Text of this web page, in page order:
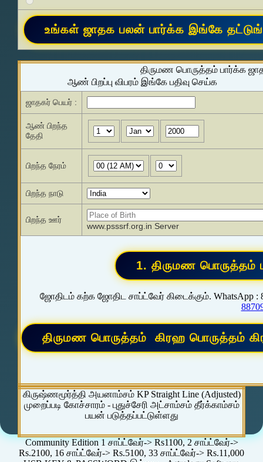
திருமண பொருத்தம் பார்க்க
ஆண் பிறப்பு விபரம் இங்கே பதிவு செய்க
ஜாதகர் பெயர் :
ஆண் பிறந்த
தேதி
பிறந்த நேரம்
பிறந்த நாடு
பிறந்த ஊர்
www.psssrf.org.in Server
ஜோதிடம் கற்க ஜோதிட சாப்ட்வேர் கிடைக்கும். WhatsApp :
கிருஷ்ணமூர்த்தி அயனாம்சம் KP Straight Line (Adjusted)
முறைப்படி கோச்சாரம் - புதுச்சேரி அட்சாம்சம் தீர்க்காம்சம்
பயன் படுத்தப்பட்டுள்ளது
Community Edition 1 சாப்ட்வேர்-> Rs1100, 2 சாப்ட்வேர்->
Rs.2100, 16 சாப்ட்வேர்-> Rs.5100, 33 சாப்ட்வேர்-> Rs.11,000